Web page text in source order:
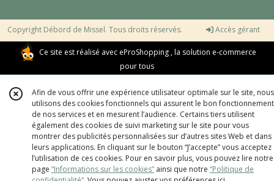
Copyright Débord de Missel. Tous droits réservés. Accès gérant
Ce site est réalisé avec eProShopping , la solution e-commerce
pour tous
Afin de vous offrir une expérience utilisateur optimale sur le site, nous
utilisons des cookies fonctionnels qui assurent le bon fonctionnement
de nos services et en mesurent l’audience. Certains tiers utilisent
également des cookies de suivi marketing sur le site pour vous
montrer des publicités personnalisées sur d’autres sites Web et dans
leurs applications. En cliquant sur le bouton “J’accepte” vous acceptez
l’utilisation de ces cookies. Pour en savoir plus, vous pouvez lire notre
page “Informations sur les cookies” ainsi que notre “Politique de